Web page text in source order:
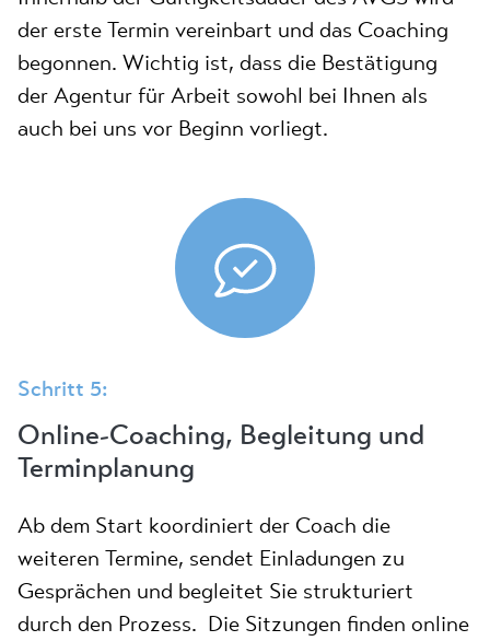
der erste Termin vereinbart und das Coaching
begonnen. Wichtig ist, dass die Bestätigung
der Agentur für Arbeit sowohl bei Ihnen als
auch bei uns vor Beginn vorliegt.
Schritt 5:
Online-Coaching, Begleitung und
Terminplanung
Ab dem Start koordiniert der Coach die
weiteren Termine, sendet Einladungen zu
Gesprächen und begleitet Sie strukturiert
durch den Prozess. Die Sitzungen finden online